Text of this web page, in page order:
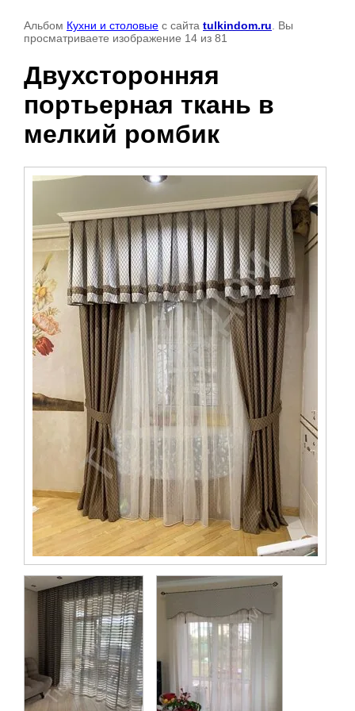
Альбом Кухни и столовые с сайта tulkindom.ru . Вы
просматриваете изображение 14 из 81
Двухсторонняя
портьерная ткань в
мелкий ромбик